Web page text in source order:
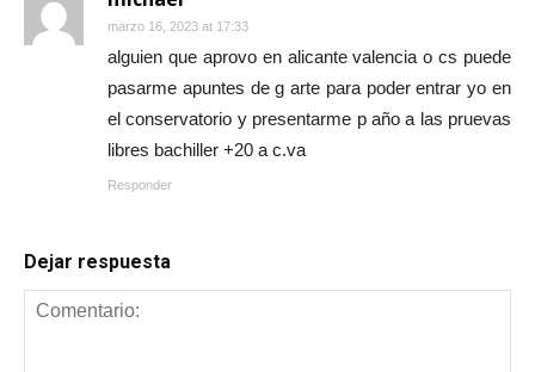
marzo 16, 2023 at 17:33
alguien que aprovo en alicante valencia o cs puede
pasarme apuntes de g arte para poder entrar yo en
el conservatorio y presentarme p año a las pruevas
libres bachiller +20 a c.va
Responder
Dejar respuesta